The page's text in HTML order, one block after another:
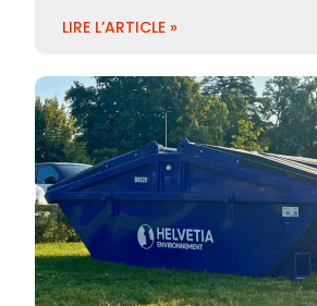
LIRE L’ARTICLE »